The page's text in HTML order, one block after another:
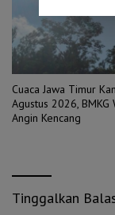
Cuaca Jawa Timur
Agustus 2026, BMKG
Angin Kencang
Tinggalkan